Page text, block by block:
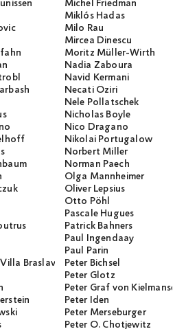
Michel Friedman
Miklós Hadas
Milo Rau
Mircea Dinescu
Moritz Müller-Wirth
Nadia Zaboura
Navid Kermani
Necati Öziri
Nele Pollatschek
Nicholas Boyle
Nico Dragano
Nikolai Portugalow
Norbert Miller
Norman Paech
Olga Mannheimer
Oliver Lepsius
Otto Pöhl
Pascale Hugues
Patrick Bahners
Paul Ingendaay
Paul Parin
BraslavskyPeter Bichsel
Peter Glotz
Peter Graf von
Peter Iden
Peter Merseburger
Peter O. Chotjewitz